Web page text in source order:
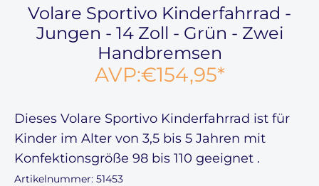
Volare Sportivo Kinderfahrrad -
Jungen - 14 Zoll - Grün - Zwei
Handbremsen
AVP:€154,95*
Dieses Volare Sportivo Kinderfahrrad ist für
Kinder im Alter von 3,5 bis 5 Jahren mit
Konfektionsgröße 98 bis 110 geeignet .
Artikelnummer: 51453